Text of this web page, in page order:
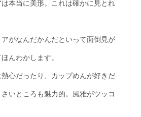
本当に美形。これは確かに見とれ
がなんだかんだといって面倒見が
んわかします。
心だったり、カップめんが好きだ
いところも魅力的。風雅がツッコ